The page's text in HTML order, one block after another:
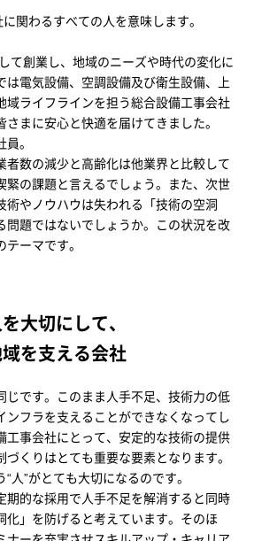
関わるすべての人を意味します。
て創業し、地域のニーズや時代の変化に
は電気設備、空調設備及び衛生設備、上
域ライフラインを担う総合設備工事会社
まに安心と快適を届けてきました。
。
者数の減少と高齢化は他業界と比較して
緊の課題と言えるでしょう。また、次世
術やノウハウは失われる「技術の空洞
問題ではないでしょうか。この状況を改
ーマです。
大切にして、
を支える会社
じです。このまま人手不足、技術力の低
ンフラを支えることができなくなってし
工事会社にとって、安定的な技術の提供
くりはとても重要な要素となります。
人”がとても大切になるのです。
期的な採用で人手不足を解消すると同時
化」を防げると考えています。そのほ